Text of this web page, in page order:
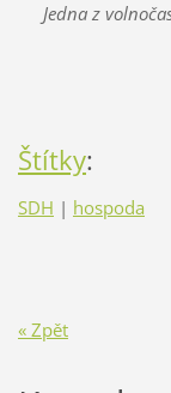
Jedna z
Štítky:
SDH | hospoda
« Zpět